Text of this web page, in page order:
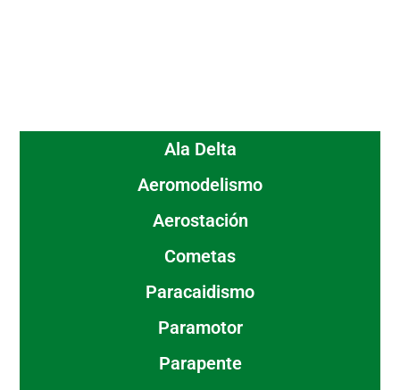
Ala Delta
Aeromodelismo
Aerostación
Cometas
Paracaidismo
Paramotor
Parapente